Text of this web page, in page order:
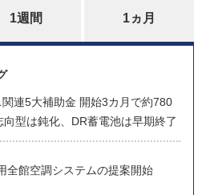
1週間 1ヵ月
連5大補助金 開始3カ月で約780
型は鈍化、DR蓄電池は早期終了
全館空調システムの提案開始